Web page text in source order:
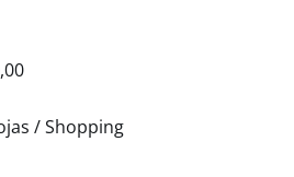
/ Shopping